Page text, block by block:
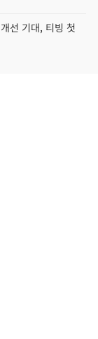
선 기대, 티빙 첫